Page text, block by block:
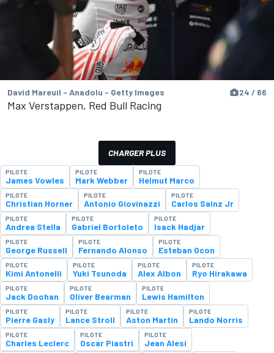
David Mareuil - Anadolu - Getty Images 24 / 66
Max Verstappen, Red Bull Racing
CHARGER PLUS
PILOTE
James Vowles
PILOTE
Mark Webber
PILOTE
Helmut Marco
PILOTE
Christian Horner
PILOTE
Antonio Giovinazzi
PILOTE
Carlos Sainz Jr
PILOTE
Andrea Stella
PILOTE
Gabriel Bortoleto
PILOTE
Isack Hadjar
PILOTE
George Russell
PILOTE
Fernando Alonso
PILOTE
Esteban Ocon
PILOTE
Kimi Antonelli
PILOTE
Yuki Tsunoda
PILOTE
Alex Albon
PILOTE
Ryo Hirakawa
PILOTE
Jack Doohan
PILOTE
Oliver Bearman
PILOTE
Lewis Hamilton
PILOTE
Pierre Gasly
PILOTE
Lance Stroll
PILOTE
Aston Martin
PILOTE
Lando Norris
PILOTE
Charles Leclerc
PILOTE
Oscar Piastri
PILOTE
Jean Alesi